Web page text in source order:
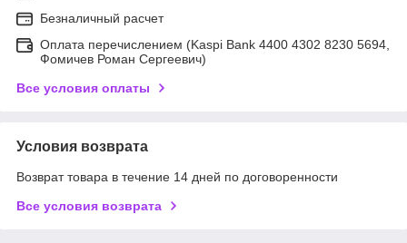
Безналичный расчет
Оплата перечислением (Kaspi Bank 4400 4302 8230 5694,
Фомичев Роман Сергеевич)
Все условия оплаты
Условия возврата
Возврат товара в течение 14 дней по договоренности
Все условия возврата